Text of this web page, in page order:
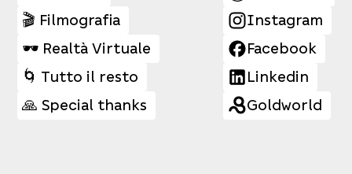
🎬 Filmografia
🕶️ Realtà Virtuale
🌀 Tutto il resto
🙏 Special thanks
Instagram
Facebook
Linkedin
Goldworld